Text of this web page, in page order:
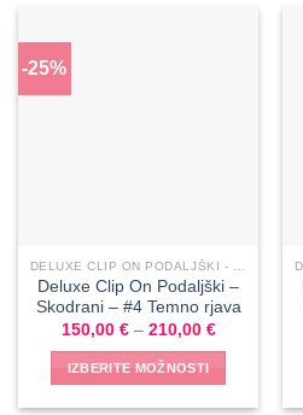
-25%
Deluxe Clip On Podaljški –
Skodrani – #4 Temno rjava
150,00 €– 210,00 €
IZBERITE MOŽNOSTI